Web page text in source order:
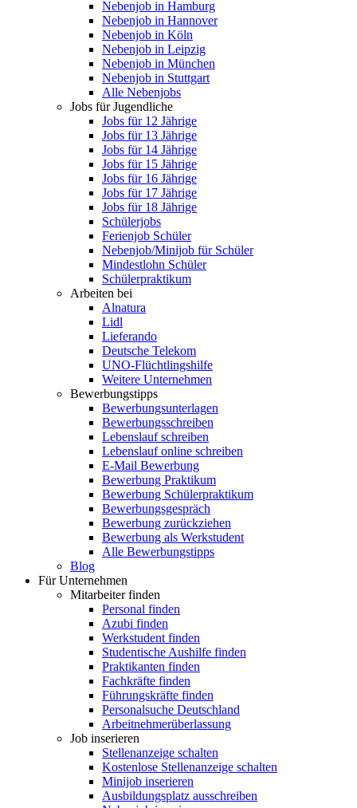
Nebenjob in Hamburg
Nebenjob in Hannover
Nebenjob in Köln
Nebenjob in Leipzig
Nebenjob in München
Nebenjob in Stuttgart
Alle Nebenjobs
Jobs für Jugendliche
Jobs für 12 Jährige
Jobs für 13 Jährige
Jobs für 14 Jährige
Jobs für 15 Jährige
Jobs für 16 Jährige
Jobs für 17 Jährige
Jobs für 18 Jährige
Schülerjobs
Ferienjob Schüler
Nebenjob/Minijob für Schüler
Mindestlohn Schüler
Schülerpraktikum
Arbeiten bei
Alnatura
Lidl
Lieferando
Deutsche Telekom
UNO-Flüchtlingshilfe
Weitere Unternehmen
Bewerbungstipps
Bewerbungsunterlagen
Bewerbungsschreiben
Lebenslauf schreiben
Lebenslauf online schreiben
E-Mail Bewerbung
Bewerbung Praktikum
Bewerbung Schülerpraktikum
Bewerbungsgespräch
Bewerbung zurückziehen
Bewerbung als Werkstudent
Alle Bewerbungstipps
Blog
Für Unternehmen
Mitarbeiter finden
Personal finden
Azubi finden
Werkstudent finden
Studentische Aushilfe finden
Praktikanten finden
Fachkräfte finden
Führungskräfte finden
Personalsuche Deutschland
Arbeitnehmerüberlassung
Job inserieren
Stellenanzeige schalten
Kostenlose Stellenanzeige schalten
Minijob inserieren
Ausbildungsplatz ausschreiben